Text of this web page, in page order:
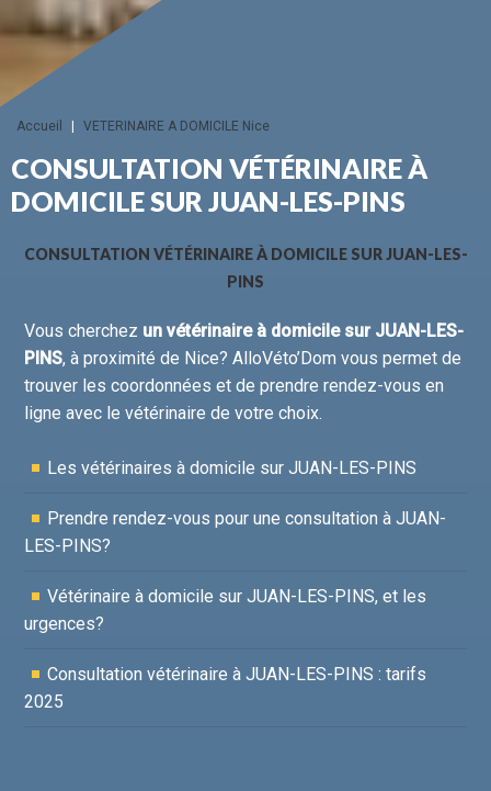
Accueil | VETERINAIRE A DOMICILE Nice
CONSULTATION VÉTÉRINAIRE À
DOMICILE SUR JUAN-LES-PINS
CONSULTATION VÉTÉRINAIRE À DOMICILE SUR JUAN-LES-
PINS
Vous cherchez un vétérinaire à domicile sur JUAN-LES-
PINS, à proximité de Nice? AlloVéto’Dom vous permet de
trouver les coordonnées et de prendre rendez-vous en
ligne avec le vétérinaire de votre choix.
Les vétérinaires à domicile sur JUAN-LES-PINS
Prendre rendez-vous pour une consultation à JUAN-
LES-PINS?
Vétérinaire à domicile sur JUAN-LES-PINS, et les
urgences?
Consultation vétérinaire à JUAN-LES-PINS : tarifs
2025